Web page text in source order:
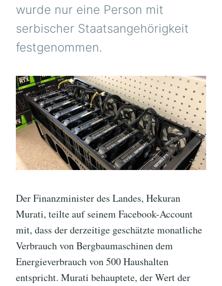
wurde nur eine Person mit
serbischer Staatsangehörigkeit
festgenommen.
Der Finanzminister des Landes, Hekuran
Murati, teilte auf seinem Facebook-Account
mit, dass der derzeitige geschätzte monatliche
Verbrauch von Bergbaumaschinen dem
Energieverbrauch von 500 Haushalten
entspricht. Murati behauptete, der Wert der